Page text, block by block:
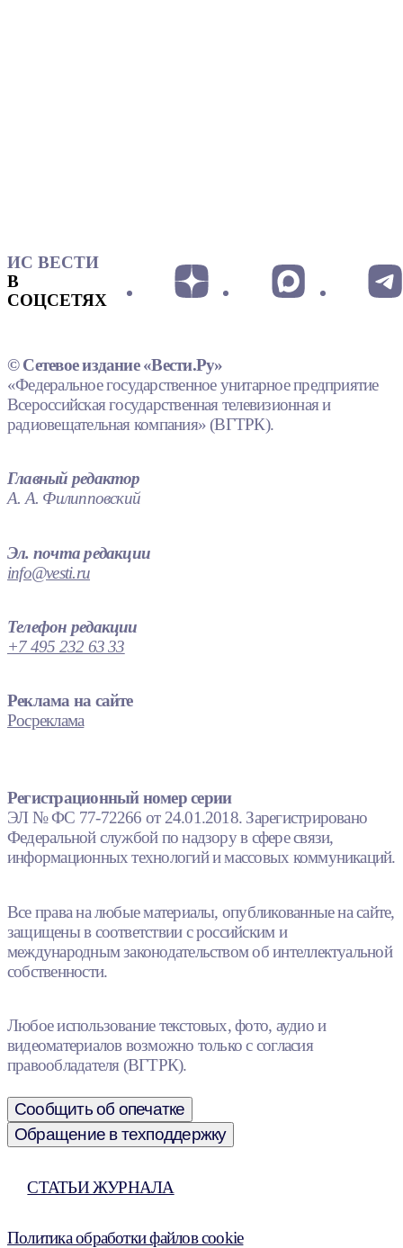
ИС ВЕСТИ
В
СОЦСЕТЯХ
© Сетевое издание «Вести.Ру»
«Федеральное государственное унитарное предприятие
Всероссийская государственная телевизионная и
радиовещательная компания» (ВГТРК).
Главный редактор
А. А. Филипповский
Эл. почта редакции
info@vesti.ru
Телефон редакции
+7 495 232 63 33
Реклама на сайте
Росреклама
Регистрационный номер серии
ЭЛ № ФС 77-72266 от 24.01.2018. Зарегистрировано
Федеральной службой по надзору в сфере связи,
информационных технологий и массовых коммуникаций.
Все права на любые материалы, опубликованные на сайте,
защищены в соответствии с российским и
международным законодательством об интеллектуальной
собственности.
Любое использование текстовых, фото, аудио и
видеоматериалов возможно только с согласия
правообладателя (ВГТРК).
Сообщить об опечатке
Обращение в техподдержку
СТАТЬИ ЖУРНАЛА
Политика обработки файлов cookie